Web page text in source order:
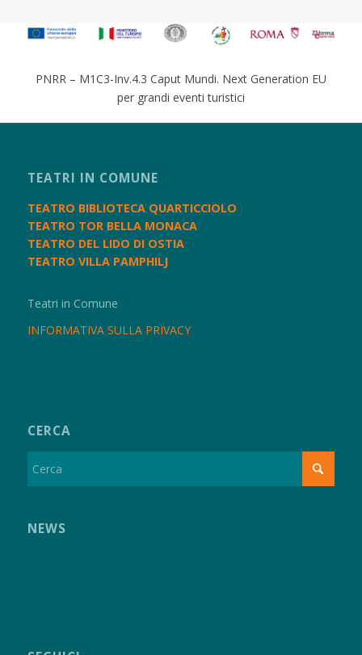
PNRR – M1C3-Inv.4.3 Caput Mundi. Next Generation EU
per grandi eventi turistici
TEATRI IN COMUNE
TEATRO BIBLIOTECA QUARTICCIOLO
TEATRO TOR BELLA MONACA
TEATRO DEL LIDO DI OSTIA
TEATRO VILLA PAMPHILJ
Teatri in Comune
INFORMATIVA SULLA PRIVACY
CERCA
NEWS